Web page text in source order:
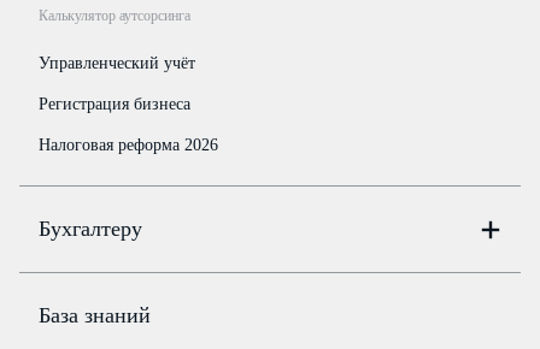
Калькулятор аутсорсинга
Управленческий учёт
Регистрация бизнеса
Налоговая реформа 2026
Бухгалтеру
Цены
База знаний